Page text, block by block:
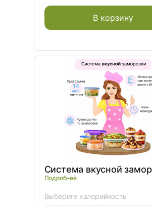
В корзину
Система вкусной
Подробнее
Выберите калорийность